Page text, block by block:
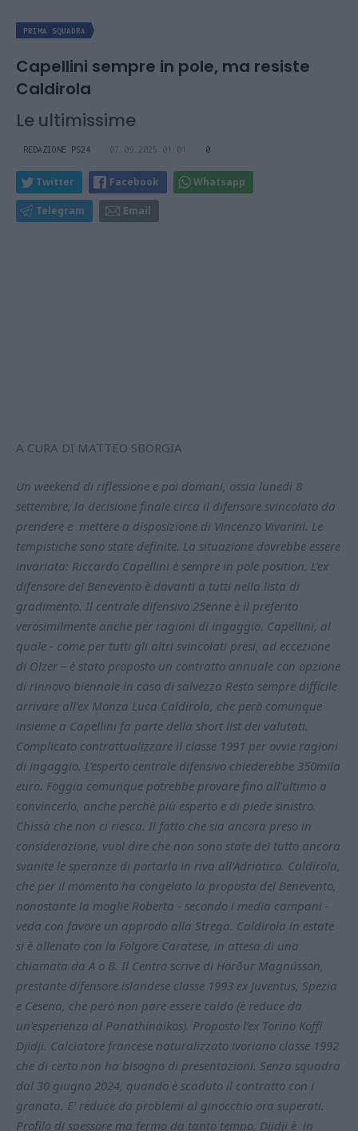
PRIMA SQUADRA
Capellini sempre in pole, ma resiste
Caldirola
Le ultimissime
REDAZIONE PS24 07.09.2025 01:01 0
Twitter Facebook Whatsapp
Telegram Email
A CURA DI MATTEO SBORGIA
Un weekend di riflessione e poi domani, ossia lunedì 8
settembre, la decisione finale circa il difensore svincolato da
prendere e mettere a disposizione di Vincenzo Vivarini. Le
tempistiche sono state definite. La situazione dovrebbe essere
invariata: Riccardo Capellini è sempre in pole position. L'ex
difensore del Benevento è davanti a tutti nella lista di
gradimento. Il centrale difensivo 25enne è il preferito
verosimilmente anche per ragioni di ingaggio. Capellini, al
quale - come per tutti gli altri svincolati presi, ad eccezione
di Olzer – è stato proposto un contratto annuale con opzione
di rinnovo biennale in caso di salvezza Resta sempre difficile
arrivare all'ex Monza Luca Caldirola, che però comunque
insieme a Capellini fa parte della short list dei valutati.
Complicato contrattualizzare il classe 1991 per ovvie ragioni
di ingaggio. L'esperto centrale difensivo chiederebbe 350mila
euro. Foggia comunque potrebbe provare fino all'ultimo a
convincerlo, anche perchè più esperto e di piede sinistro.
Chissà che non ci riesca. Il fatto che sia ancora preso in
considerazione, vuol dire che non sono state del tutto ancora
svanite le speranze di portarlo in riva all'Adriatico. Caldirola,
che per il momento ha congelato la proposta del Benevento,
nonostante la moglie Roberta - secondo i media campani -
veda con favore un approdo alla Strega. Caldirola in estate
si è allenato con la Folgore Caratese, in attesa di una
chiamata da A o B. Il Centro scrive di Hörður Magnússon,
prestante difensore islandese classe 1993 ex Juventus, Spezia
e Cesena, che però non pare essere caldo (è reduce da
un'esperienza al Panathinaikos). Proposto l'ex Torino Koffi
Djidji. Calciatore francese naturalizzato ivoriano classe 1992
che di certo non ha bisogno di presentazioni. Senza squadra
dal 30 giugno 2024, quando è scaduto il contratto con i
granata. E' reduce da problemi al ginocchio ora superati.
Profilo di spessore ma fermo da tanto tempo, Djidji è in